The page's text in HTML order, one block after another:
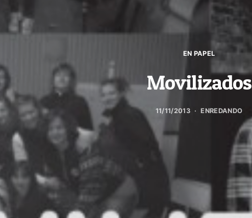
EN PAPEL
Movilizados
11/11/2013 ENREDANDO